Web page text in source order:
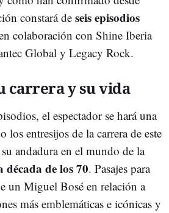
constará de seis episodios
colaboración con Shine Iberia
Global y Legacy Rock.
carrera y su vida
el espectador se hará una
los entresijos de la carrera de este
andadura en el mundo de la
de los 70. Pasajes para
un Miguel Bosé en relación a
más emblemáticas e icónicas y